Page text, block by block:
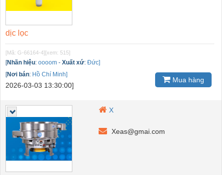
dịc lọc
[Mã: G-66164-4] [xem: 515]
[Nhãn hiệu: oooom - Xuất xứ: Đức]
[Nơi bán: Hồ Chí Minh]
2026-03-03 13:30:00]
Mua hàng
X
Xeas@gmai.com